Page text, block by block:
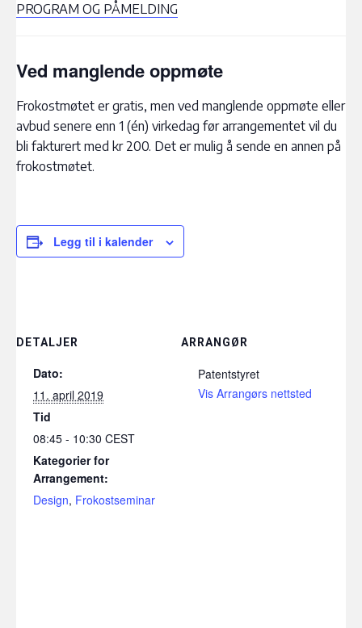
PROGRAM OG PÅMELDING
Ved manglende oppmøte
Frokostmøtet er gratis, men ved manglende oppmøte eller
avbud senere enn 1 (én) virkedag før arrangementet vil du
bli fakturert med kr 200. Det er mulig å sende en annen på
frokostmøtet.
Legg til i kalender
DETALJER
Dato:
11. april 2019
Tid
08:45 - 10:30 CEST
Kategorier for
Arrangement:
Design, Frokostseminar
ARRANGØR
Patentstyret
Vis Arrangørs nettsted